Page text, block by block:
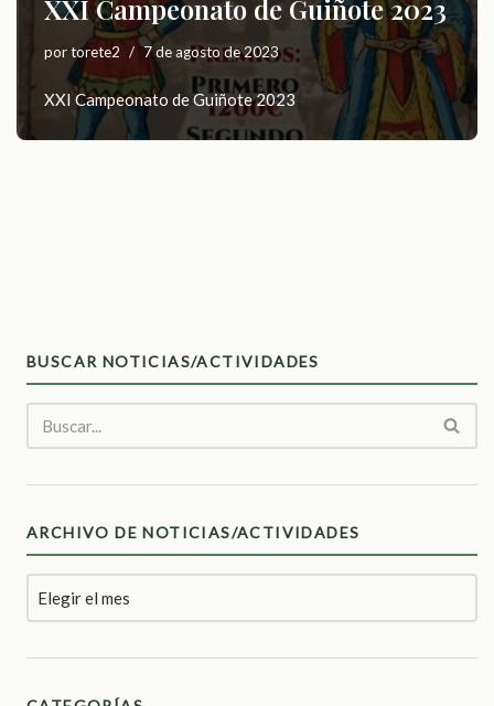
XXI Campeonato de Guiñote 2023
portorete2 7 de agosto de 2023
XXI Campeonato de Guiñote 2023
BUSCAR NOTICIAS/ACTIVIDADES
ARCHIVO DE NOTICIAS/ACTIVIDADES